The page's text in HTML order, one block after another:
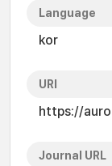
Language
kor
URI
https://
Journal URL